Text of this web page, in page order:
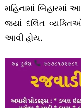
મહિનામાં બિહારમાં
જ્યાં દલિત
આવી હોય.